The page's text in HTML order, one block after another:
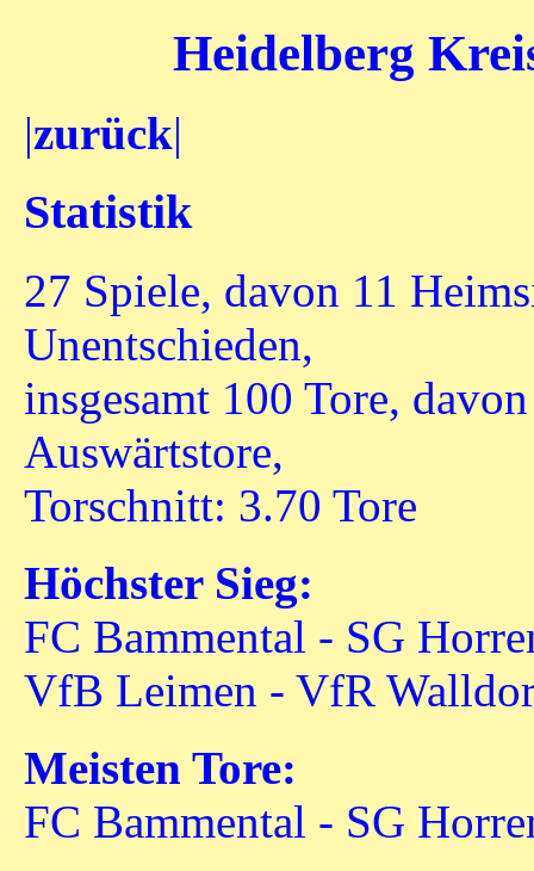
Heidelberg
|zurück|
Statistik
27 Spiele, davon 11
Unentschieden,
insgesamt 100 Tore,
Auswärtstore,
Torschnitt: 3.70 Tore
Höchster Sieg:
FC Bammental - SG
VfB Leimen - VfR
Meisten Tore:
FC Bammental - SG